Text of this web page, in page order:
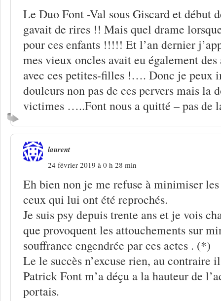
Le Duo Font -Val sous Giscard et début
gavait de rires !! Mais quel drame
pour ces enfants !!!!! Et l’an dernier
mes vieux oncles avait eu également
avec ces petites-filles !…. Donc je peux
douleurs non pas de ces pervers mais la
victimes …..Font nous a quitté – pas de
laurent
24 février 2019 à 0 h 28 min
Eh bien non je me refuse à minimiser
ceux qui lui ont été reprochés.
Je suis psy depuis trente ans et je vois
que provoquent les attouchements sur
souffrance engendrée par ces actes . (*)
Le le succès n’excuse rien, au contraire
Patrick Font m’a déçu a la hauteur de
portais.